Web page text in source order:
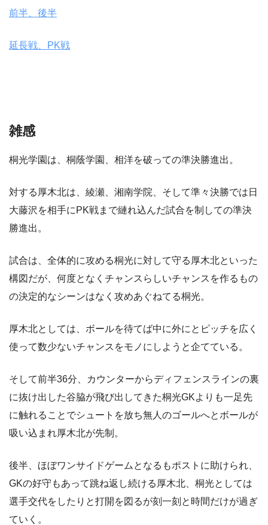
前半、後半
延長戦、PK戦
雑感
桐光学園は、桐蔭学園、相洋を破っての準決勝進出。
対する厚木北は、綾瀬、湘南学院、そして準々決勝では日
大藤沢を相手にPK戦まで縺れ込んだ試合を制しての準決
勝進出。
試合は、全体的に攻める桐光に対して守る厚木北といった
構図だが、何度となくチャンスらしいチャンスを作るもの
の決定的なシーンはなく攻めあぐねてる桐光。
厚木北としては、ボールを待てば中に外にとピッチを広く
使って数少ないチャンスをモノにしようと企てている。
そして前半36分、カウンターからディフェンスラインの裏
に抜け出した谷脇が飛び出してきた桐光GKよりも一足先
に触れることでシュートを放ち無人のゴールへとボールが
吸い込まれ厚木北が先制。
後半、ほぼワンサイドゲームとなるもポストに助けられ、
GKの好守もあって跳ね返し続ける厚木北、桐光としては
選手交代をしたりと打開を図るが刻一刻と時間だけが過ぎ
ていく。